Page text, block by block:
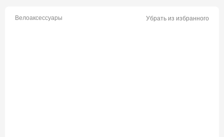
Велоаксессуары Убрать из избранного